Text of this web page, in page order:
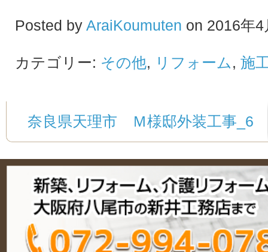
Posted by AraiKoumuten on 2016年4
カテゴリー: その他, リフォーム, 施
奈良県天理市 Ｍ様邸外装工事_6